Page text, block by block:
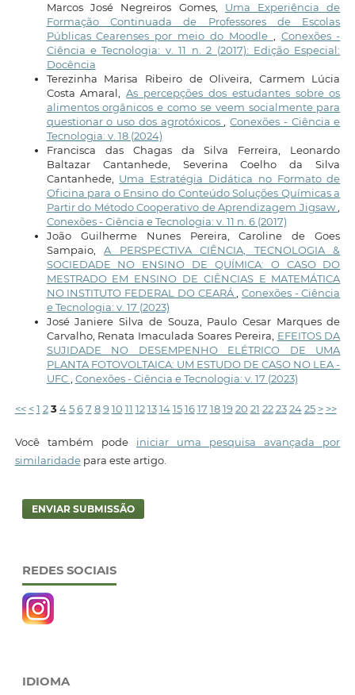
Marcos José Negreiros Gomes, Uma Experiência de
Formação Continuada de Professores de Escolas
Públicas Cearenses por meio do Moodle
Conexões -
Ciência e Tecnologia: v. 11 n. 2 (2017): Edição Especial:
Docência
Terezinha Marisa Ribeiro de Oliveira, Carmem Lúcia
Costa Amaral,As percepções dos estudantes sobre os
alimentos orgânicos e como se veem socialmente para
questionar o uso dos agrotóxicos
,Conexões - Ciência e
Tecnologia: v. 18 (2024)
Francisca das Chagas da Silva Ferreira, Leonardo
Baltazar Cantanhede, Severina Coelho da Silva
Cantanhede, Uma Estratégia Didática no Formato de
Oficina para o Ensino do Conteúdo Soluções Químicas a
Partir do Método Cooperativo de Aprendizagem Jigsaw
Conexões - Ciência e Tecnologia: v. 11 n. 6 (2017)
João Guilherme Nunes Pereira, Caroline de Goes
Sampaio,A PERSPECTIVA CIÊNCIA, TECNOLOGIA &
SOCIEDADE NO ENSINO DE QUÍMICA: O CASO DO
MESTRADO EM ENSINO DE CIÊNCIAS E MATEMÁTICA
NO INSTITUTO FEDERAL DO CEARÁ
Conexões - Ciência
e Tecnologia: v. 17 (2023)
José Janiere Silva de Souza, Paulo Cesar Marques de
Carvalho, Renata Imaculada Soares Pereira, EFEITOS DA
SUJIDADE NO DESEMPENHO ELÉTRICO DE UMA
PLANTA FOTOVOLTAICA: UM ESTUDO DE CASO NO LEA -
UFC Conexões - Ciência e Tecnologia: v. 17 (2023)
<< < 1 2 3 4 5 6 7 8 9 10 11 12 13 14 15 16 17 18 19 20 21 22 23 24 25 > >>
Você também pode iniciar uma pesquisa avançada por
similaridadepara este artigo.
ENVIAR SUBMISSÃO
REDES SOCIAIS
IDIOMA